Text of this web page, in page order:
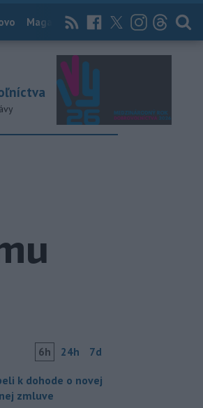
Magazín News Now Archív
6h 24h 7d
k dohode o novej
zmluve